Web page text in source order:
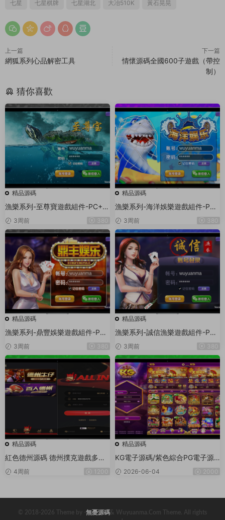
七星 七星棋牌 七星湖北 大冶510K 黃石晃晃
上一篇
網狐系列心品解密工具
下一篇
情懷源碼全國600子遊戲（帶控
制）
猜你喜歡
精品源碼
漁樂系列-至尊寶遊戲組件-PC+安
卓+蘋果3端
3周前 380
精品源碼
漁樂系列-海洋娛樂遊戲組件-PC
+安卓+蘋果3端
3周前 380
精品源碼
漁樂系列-鼎豐娛樂遊戲組件-PC
+安卓+蘋果3端
3周前 380
精品源碼
漁樂系列-誠信漁樂遊戲組件-PC
+安卓+蘋果3端
3周前 380
精品源碼
紅色德州源碼 德州撲克遊戲多語
言版/Unity+JAVA版APP雙端源
碼/中英繁三語言+帶控+帶彩池持
4周前 1200
精品源碼
KG電子源碼/紫色綜合PG電子源
碼/老虎機源碼/電玩城源碼/PG遊
戲系統源碼/棋牌捕魚無需接口無
2026-06-04 2000
© 2018-2026 Theme by -無憂源碼& Wuyuanma.Com Theme. All rights